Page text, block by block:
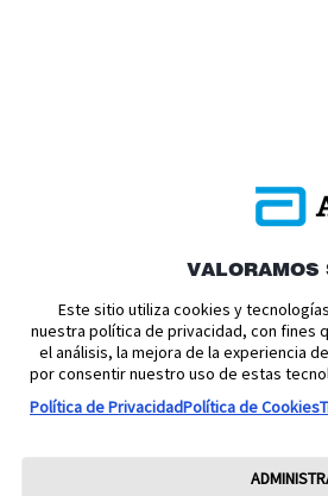
VALORAMOS
Este sitio utiliza cookies y
nuestra política de privacidad, con fines
el análisis, la mejora de la experiencia
por consentir nuestro uso de estas
Política de PrivacidadPolítica de Cookies